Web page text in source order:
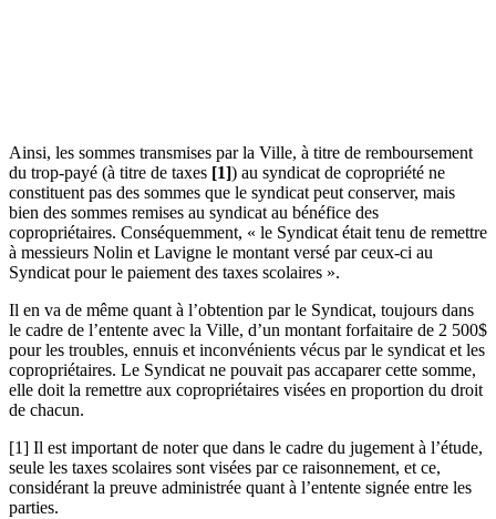
Ainsi, les sommes transmises par la Ville, à titre de remboursement
du trop-payé (à titre de taxes [1]) au syndicat de copropriété ne
constituent pas des sommes que le syndicat peut conserver, mais
bien des sommes remises au syndicat au bénéfice des
copropriétaires. Conséquemment, « le Syndicat était tenu de remettre
à messieurs Nolin et Lavigne le montant versé par ceux-ci au
Syndicat pour le paiement des taxes scolaires ».
Il en va de même quant à l’obtention par le Syndicat, toujours dans
le cadre de l’entente avec la Ville, d’un montant forfaitaire de 2 500$
pour les troubles, ennuis et inconvénients vécus par le syndicat et les
copropriétaires. Le Syndicat ne pouvait pas accaparer cette somme,
elle doit la remettre aux copropriétaires visées en proportion du droit
de chacun.
[1] Il est important de noter que dans le cadre du jugement à l’étude,
seule les taxes scolaires sont visées par ce raisonnement, et ce,
considérant la preuve administrée quant à l’entente signée entre les
parties.